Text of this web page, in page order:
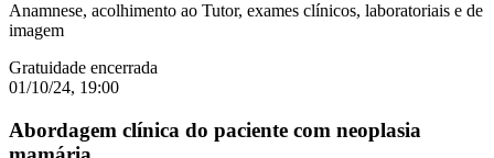
Anamnese, acolhimento ao Tutor, exames clínicos, laboratoriais e de
imagem
Gratuidade encerrada
01/10/24, 19:00
Abordagem clínica do paciente com neoplasia